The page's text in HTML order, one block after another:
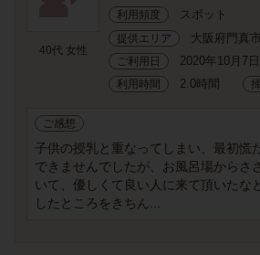
40代 女性
利用頻度
スポット
提供エリア 大阪府門真市
ご利用日 2020年10月7
利用時間 2.0時間
ご感想
子供の授乳と重なってしまい、最初慌
できませんでしたが、お風呂場からさ
いて、優しくて良い人に来て頂いたな
したところをきちん...